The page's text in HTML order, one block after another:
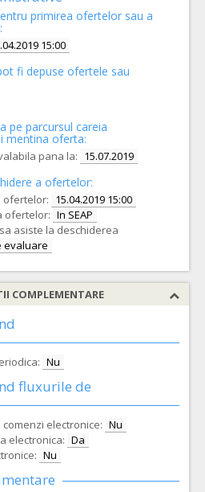
primirea ofertelor sau a
15:00
fi depuse ofertele sau
pe parcursul careia
mentina oferta:
pana la: 15.07.2019
a ofertelor:
ofertelor: 15.04.2019 15:00
ofertelor: In SEAP
asiste la deschiderea
evaluare
COMPLEMENTARE
Nu
fluxurile de
electronice: Nu
electronica: Da
Nu